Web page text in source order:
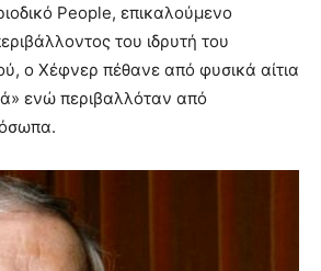
People, επικαλούμενο
του ιδρυτή του
ο Χέφνερ πέθανε από φυσικά αίτια
ενώ περιβαλλόταν από